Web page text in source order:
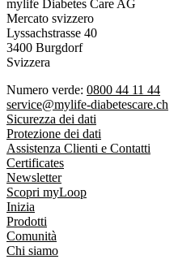
mylife Diabetes Care AG
Mercato svizzero
Lyssachstrasse 40
3400 Burgdorf
Svizzera
Numero verde: 0800 44 11 44
service@mylife-diabetescare.ch
Sicurezza dei dati
Protezione dei dati
Assistenza Clienti e Contatti
Certificates
Newsletter
Scopri myLoop
Inizia
Prodotti
Comunità
Chi siamo